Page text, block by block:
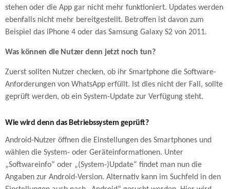
stehen oder die App gar nicht mehr funktioniert. Updates werden
ebenfalls nicht mehr bereitgestellt. Betroffen ist davon zum
Beispiel das iPhone 4 oder das Samsung Galaxy S2 von 2011.
Was können die Nutzer denn jetzt noch tun?
Zuerst sollten Nutzer checken, ob ihr Smartphone die Software-
Anforderungen von WhatsApp erfüllt. Ist dies nicht der Fall, sollte
geprüft werden, ob ein System-Update zur Verfügung steht.
Wie wird denn das Betriebssystem geprüft?
Android-Nutzer öffnen die Einstellungen des Smartphones und
wählen die System- oder Geräteinformationen. Unter
„Softwareinfo“ oder „(System-)Update“ findet man nun die
Angaben zur Android-Version. Alternativ kann im Suchfeld in den